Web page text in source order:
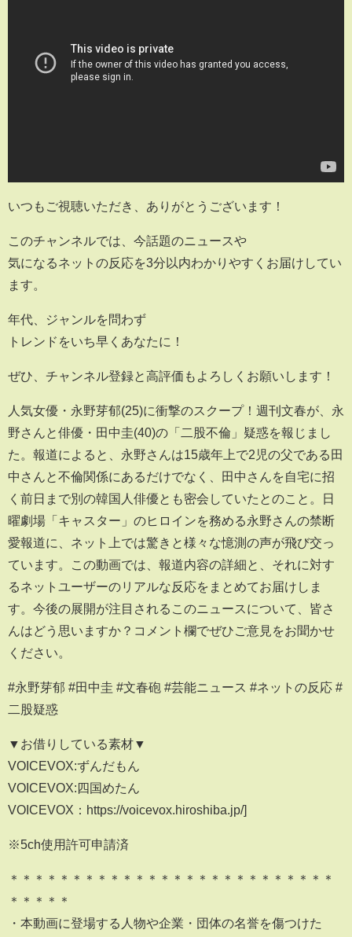
いつもご視聴いただき、ありがとうございます！
このチャンネルでは、今話題のニュースや
気になるネットの反応を3分以内わかりやすくお届けしてい
ます。
年代、ジャンルを問わず
トレンドをいち早くあなたに！
ぜひ、チャンネル登録と高評価もよろしくお願いします！
人気女優・永野芽郁(25)に衝撃のスクープ！週刊文春が、永
野さんと俳優・田中圭(40)の「二股不倫」疑惑を報じまし
た。報道によると、永野さんは15歳年上で2児の父である田
中さんと不倫関係にあるだけでなく、田中さんを自宅に招
く前日まで別の韓国人俳優とも密会していたとのこと。日
曜劇場「キャスター」のヒロインを務める永野さんの禁断
愛報道に、ネット上では驚きと様々な憶測の声が飛び交っ
ています。この動画では、報道内容の詳細と、それに対す
るネットユーザーのリアルな反応をまとめてお届けしま
す。今後の展開が注目されるこのニュースについて、皆さ
んはどう思いますか？コメント欄でぜひご意見をお聞かせ
ください。
#永野芽郁 #田中圭 #文春砲 #芸能ニュース #ネットの反応 #
二股疑惑
▼お借りしている素材▼
VOICEVOX:ずんだもん
VOICEVOX:四国めたん
VOICEVOX：https://voicevox.hiroshiba.jp/]
※5ch使用許可申請済
＊＊＊＊＊＊＊＊＊＊＊＊＊＊＊＊＊＊＊＊＊＊＊＊＊＊
＊＊＊＊＊
・本動画に登場する人物や企業・団体の名誉を傷つけた